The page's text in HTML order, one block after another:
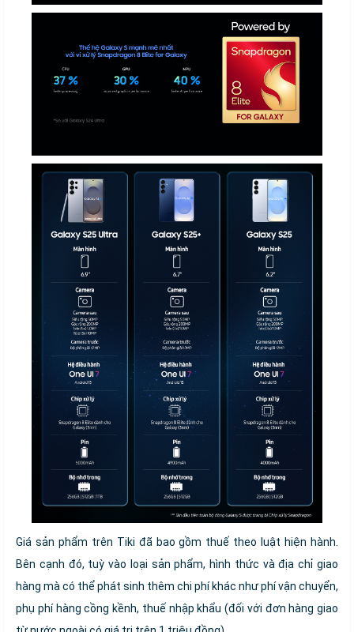
Giá sản phẩm trên Tiki đã bao gồm thuế theo luật hiện hành.
Bên cạnh đó, tuỳ vào loại sản phẩm, hình thức và địa chỉ giao
hàng mà có thể phát sinh thêm chi phí khác như phí vận chuyển,
phụ phí hàng cồng kềnh, thuế nhập khẩu (đối với đơn hàng giao